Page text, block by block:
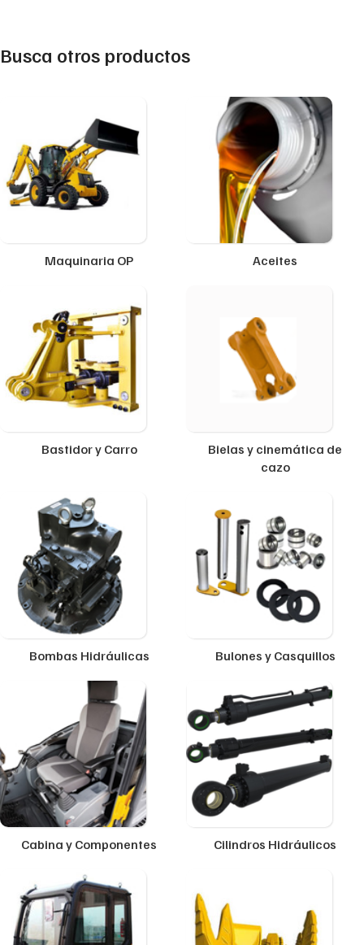
Busca otros productos
Maquinaria OP Aceites
Bastidor y Carro
Bielas y cinemática de
cazo
Bombas Hidráulicas Bulones y Casquillos
Cabina y Componentes Cilindros Hidráulicos